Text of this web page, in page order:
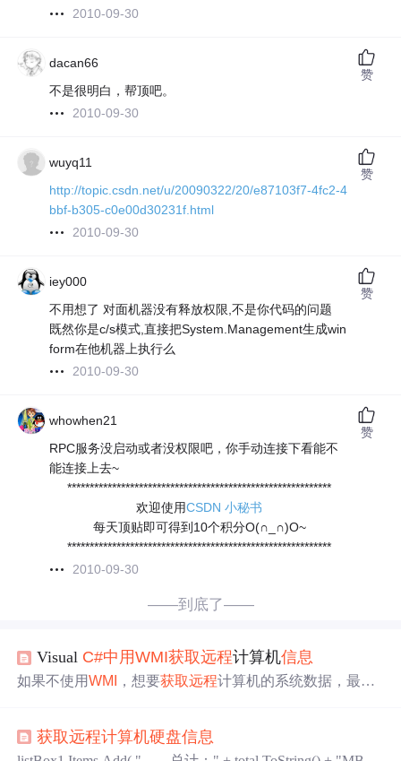
2010-09-30
dacan66
不是很明白，帮顶吧。
2010-09-30
赞
wuyq11
http://topic.csdn.net/u/20090322/20/e87103f7-4fc2-4
bbf-b305-c0e00d30231f.html
2010-09-30
赞
iey000
不用想了 对面机器没有释放权限,不是你代码的问题
既然你是c/s模式,直接把System.Management生成win
form在他机器上执行么
2010-09-30
赞
whowhen21
RPC服务没启动或者没权限吧，你手动连接下看能不
能连接上去~
***********************************************************
欢迎使用CSDN 小秘书
每天顶贴即可得到10个积分O(∩_∩)O~
***********************************************************
2010-09-30
赞
——到底了——
Visual C#中用WMI获取远程计算机信息
如果不使用WMI ，想要获取远程计算机的系统数据，最常
这种实现方法无论是程序设计还是后面的程序分发都是及
其困难的。而使用 WMI ，一切就显得非常简单。下面介绍
获取远程计算机硬盘信息